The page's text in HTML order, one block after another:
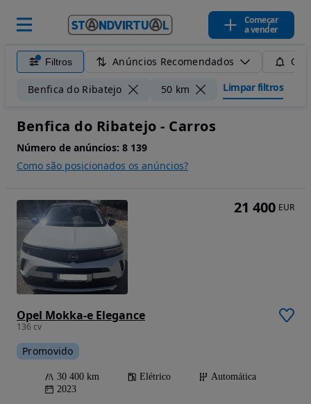
Começar
a vender
Filtros Anúncios Recomendados
Benfica do Ribatejo 50 km Limpar filtros
Benfica do Ribatejo - Carros
Número de anúncios: 8 139
Como são posicionados os anúncios?
Opel Mokka-e Elegance
136 cv
Promovido
30 400 km Elétrico
Automática
2023
21 400 EUR